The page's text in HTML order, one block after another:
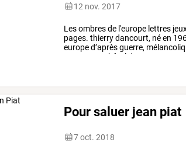
12 nov. 2017
Lesombresde l'europe lettres
pages. thierrydancourt, néen
europed’aprèsguerre,
hôtel de
Pour saluer jean piat
7 oct. 2018